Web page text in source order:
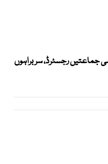
جماعتیں رجسٹرڈ، سربراہوں